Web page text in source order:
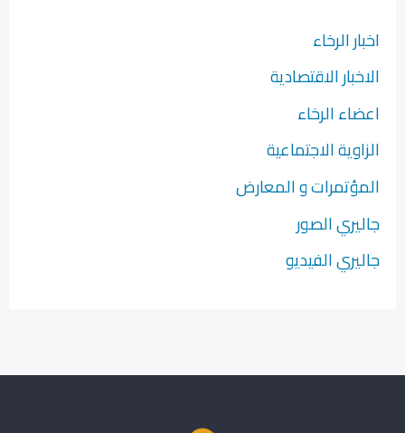
اخبار الرخاء
الاخبار الاقتصادية
اعضاء الرخاء
الزاوية الاجتماعية
المؤتمرات و المعارض
جاليري الصور
جاليري الفيديو